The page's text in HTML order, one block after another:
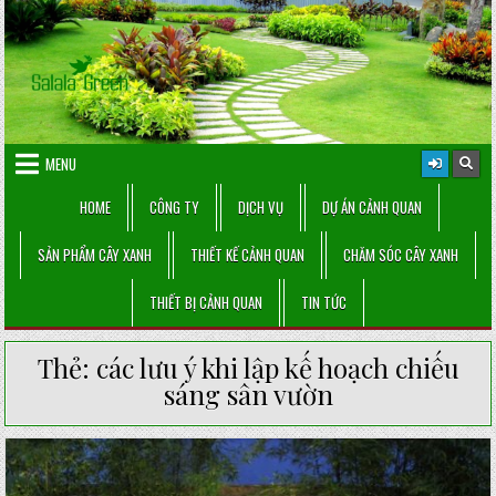
Skip
to
content
MENU
HOME
CÔNG TY DỊCH VỤ DỰ ÁN CẢNH QUAN
SẢN PHẨM CÂY XANH THIẾT KẾ CẢNH QUAN CHĂM SÓC CÂY XANH
THIẾT BỊ CẢNH QUAN TIN TỨC
Thẻ: các lưu ý khi lập kế hoạch chiếu
sáng sân vườn
Posted